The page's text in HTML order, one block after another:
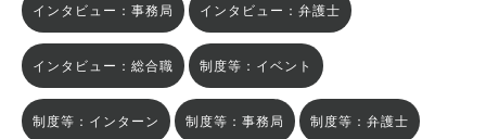
インタビュー：事務局 インタビュー：弁護士
インタビュー：総合職 制度等：イベント
制度等：インターン 制度等：事務局 制度等：弁護士